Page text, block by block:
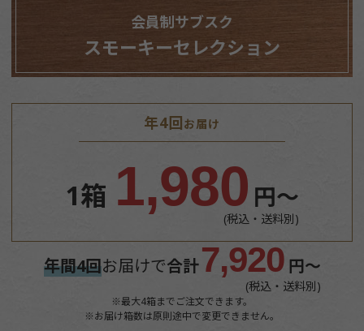
会員制サブスク
スモーキーセレクション
年4回お届け
1箱 1,980 円～
(税込・送料別)
年間4回お届けで合計7,920 円～
(税込・送料別)
※最大4箱までご注文できます。
※お届け箱数は原則途中で変更できません。